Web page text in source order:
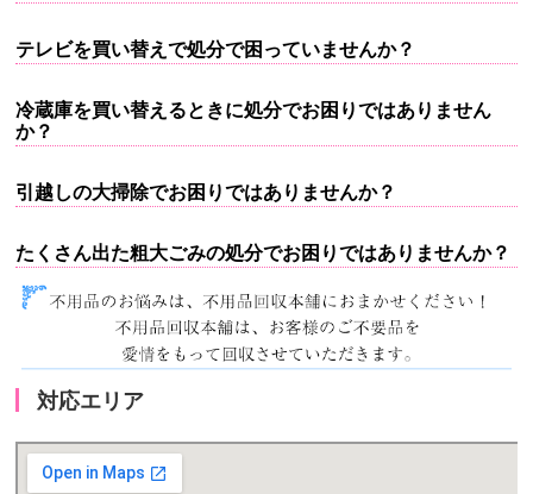
テレビを買い替えで処分で困っていませんか？
冷蔵庫を買い替えるときに処分でお困りではありません
か？
引越しの大掃除でお困りではありませんか？
たくさん出た粗大ごみの処分でお困りではありませんか？
対応エリア